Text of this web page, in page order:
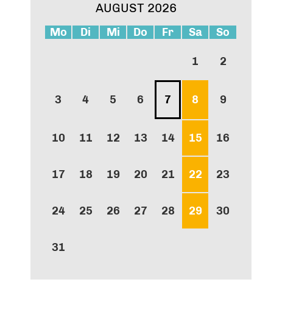
AUGUST 2026
Mo Di Mi Do Fr Sa So
1 2
3 4 5 6 7 8 9
10 11 12 13 14 15 16
17 18 19 20 21 22 23
24 25 26 27 28 29 30
31